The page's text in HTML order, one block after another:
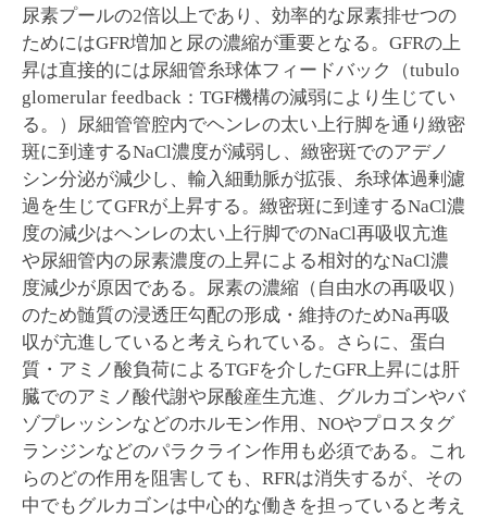
尿素プールの2倍以上であり、効率的な尿素排せつの
ためにはGFR増加と尿の濃縮が重要となる。GFRの上
昇は直接的には尿細管糸球体フィードバック（tubulo
glomerular feedback：TGF機構の減弱により生じてい
る。）尿細管管腔内でヘンレの太い上行脚を通り緻密
斑に到達するNaCl濃度が減弱し、緻密斑でのアデノ
シン分泌が減少し、輸入細動脈が拡張、糸球体過剰濾
過を生じてGFRが上昇する。緻密斑に到達するNaCl濃
度の減少はヘンレの太い上行脚でのNaCl再吸収亢進
や尿細管内の尿素濃度の上昇による相対的なNaCl濃
度減少が原因である。尿素の濃縮（自由水の再吸収）
のため髄質の浸透圧勾配の形成・維持のためNa再吸
収が亢進していると考えられている。さらに、蛋白
質・アミノ酸負荷によるTGFを介したGFR上昇には肝
臓でのアミノ酸代謝や尿酸産生亢進、グルカゴンやバ
ゾプレッシンなどのホルモン作用、NOやプロスタグ
ランジンなどのパラクライン作用も必須である。これ
らのどの作用を阻害しても、RFRは消失するが、その
中でもグルカゴンは中心的な働きを担っていると考え